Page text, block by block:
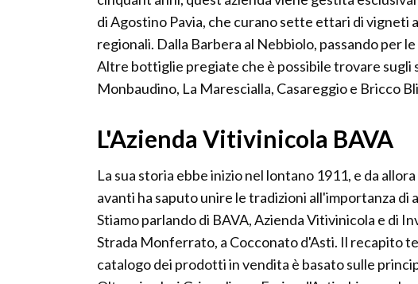
di Agostino Pavia, che curano sette ettari di vigneti
regionali. Dalla Barbera al Nebbiolo, passando per
Altre bottiglie pregiate che è possibile trovare sugli
Monbaudino, La Marescialla, Casareggio e Bricco
L'Azienda Vitivinicola BAVA
La sua storia ebbe inizio nel lontano 1911, e da
avanti ha saputo unire le tradizioni all'importanza di
Stiamo parlando di BAVA, Azienda Vitivinicola e di
Strada Monferrato, a Cocconato d'Asti. Il recapito
catalogo dei prodotti in vendita è basato sulle